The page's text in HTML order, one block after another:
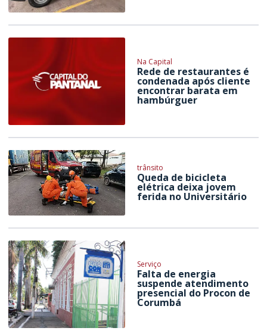
Na Capital
Rede de restaurantes é
condenada após cliente
encontrar barata em
hambúrguer
trânsito
Queda de bicicleta
elétrica deixa jovem
ferida no Universitário
Serviço
Falta de energia
suspende atendimento
presencial do Procon de
Corumbá